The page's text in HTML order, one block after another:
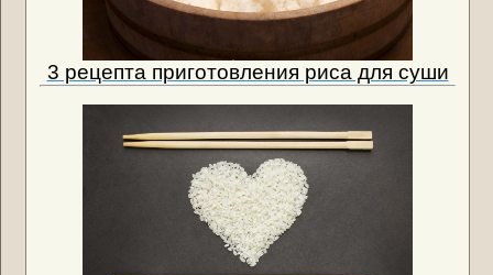
3 рецепта приготовления риса для суши